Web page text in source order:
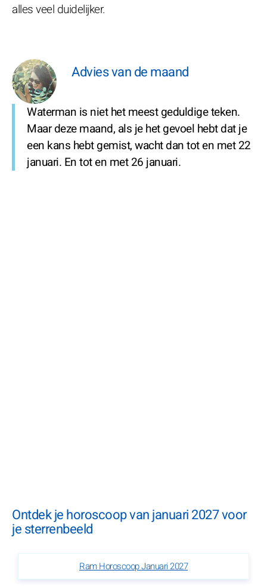
alles veel duidelijker.
Advies van de maand
Waterman is niet het meest geduldige teken.
Maar deze maand, als je het gevoel hebt dat je
een kans hebt gemist, wacht dan tot en met 22
januari. En tot en met 26 januari.
Ontdek je horoscoop van januari 2027 voor
je sterrenbeeld
Ram Horoscoop Januari 2027